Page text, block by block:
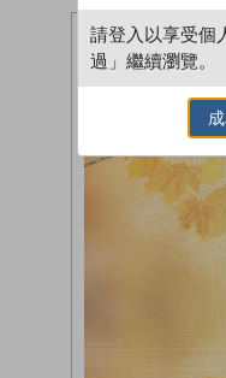
請登入以享受個
過」繼續瀏覽。